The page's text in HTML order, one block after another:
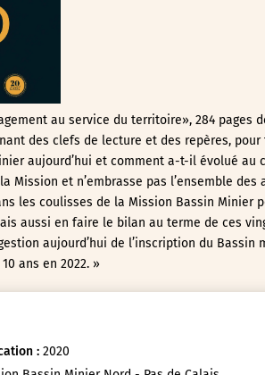
au service du territoire», 284
des clefs de lecture et des repères,
aujourd’hui et comment a-t-il évolué au
Mission et n’embrasse pas l’ensemble
les coulisses de la Mission Bassin
aussi en faire le bilan au terme de ces
aujourd’hui de l’inscription du Bassin
ans en 2022. »
: 2020